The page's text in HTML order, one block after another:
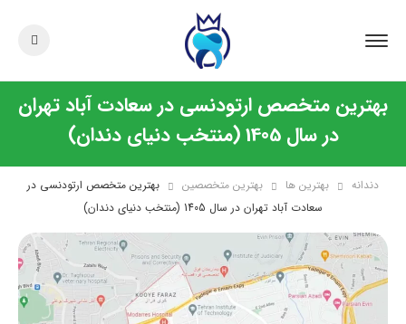
بهترین متخصص ارتودنسی در سعادت آباد تهران
در سال 1405 (منتخب دنیای دندان)
دندانه بهترین ها بهترین متخصصین
بهترین متخصص ارتودنسی در
سعادت آباد تهران در سال 1405 (منتخب دنیای دندان)